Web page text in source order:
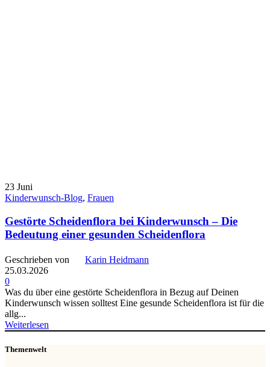
23 Juni
Kinderwunsch-Blog, Frauen
Gestörte Scheidenflora bei Kinderwunsch – Die
Bedeutung einer gesunden Scheidenflora
Geschrieben von
Karin Heidmann
25.03.2026
0
Was du über eine gestörte Scheidenflora in Bezug auf Deinen
Kinderwunsch wissen solltest Eine gesunde Scheidenflora ist für die
allg...
Weiterlesen
Themenwelt